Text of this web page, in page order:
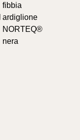
fibbia
ardiglione
NORTEQ®
nera